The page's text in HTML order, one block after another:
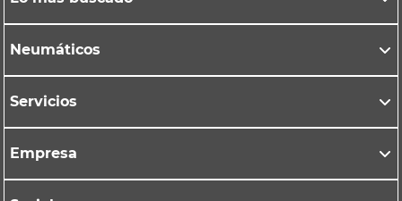
Neumáticos
Servicios
Empresa